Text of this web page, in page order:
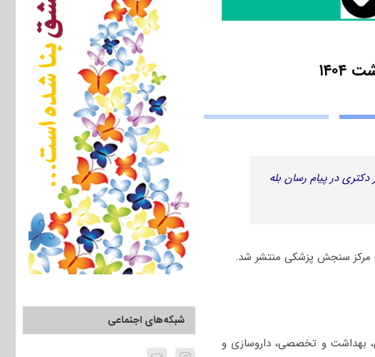
در پیام رسان بله
بهداشت و تخصصی، داروسازی و
شبکه‌های اجتماعی